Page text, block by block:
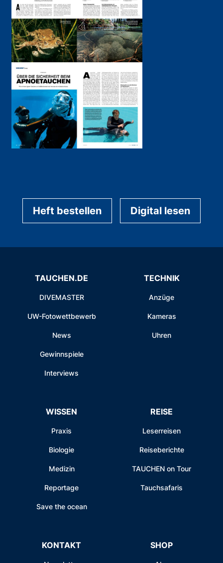
Heft bestellen Digital lesen
TAUCHEN.DE
DIVEMASTER
UW-Fotowettbewerb
News
Gewinnspiele
Interviews
TECHNIK
Anzüge
Kameras
Uhren
WISSEN
Praxis
Biologie
Medizin
Reportage
Save the ocean
REISE
Leserreisen
Reiseberichte
TAUCHEN on Tour
Tauchsafaris
KONTAKT SHOP